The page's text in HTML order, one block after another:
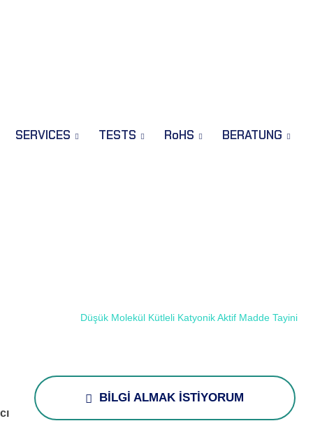
SERVICES TESTS RoHS BERATUNG
Düşük Molekül Kütleli Katyonik Aktif Madde Tayini
BİLGİ ALMAK İSTİYORUM